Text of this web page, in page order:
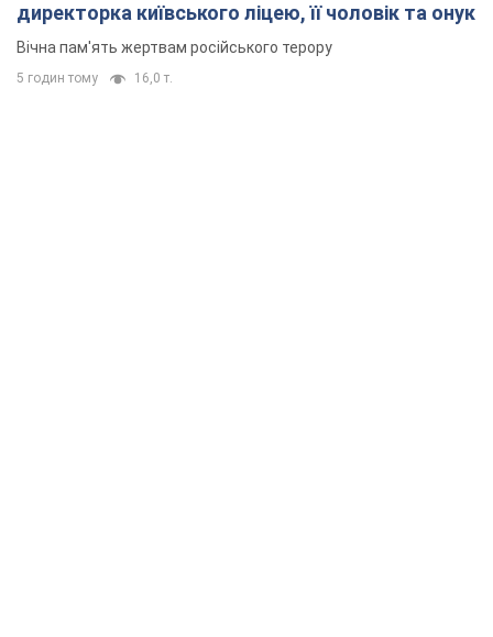
директорка київського ліцею, її чоловік та онук
Вічна пам'ять жертвам російського терору
5 годин тому 16,0 т.